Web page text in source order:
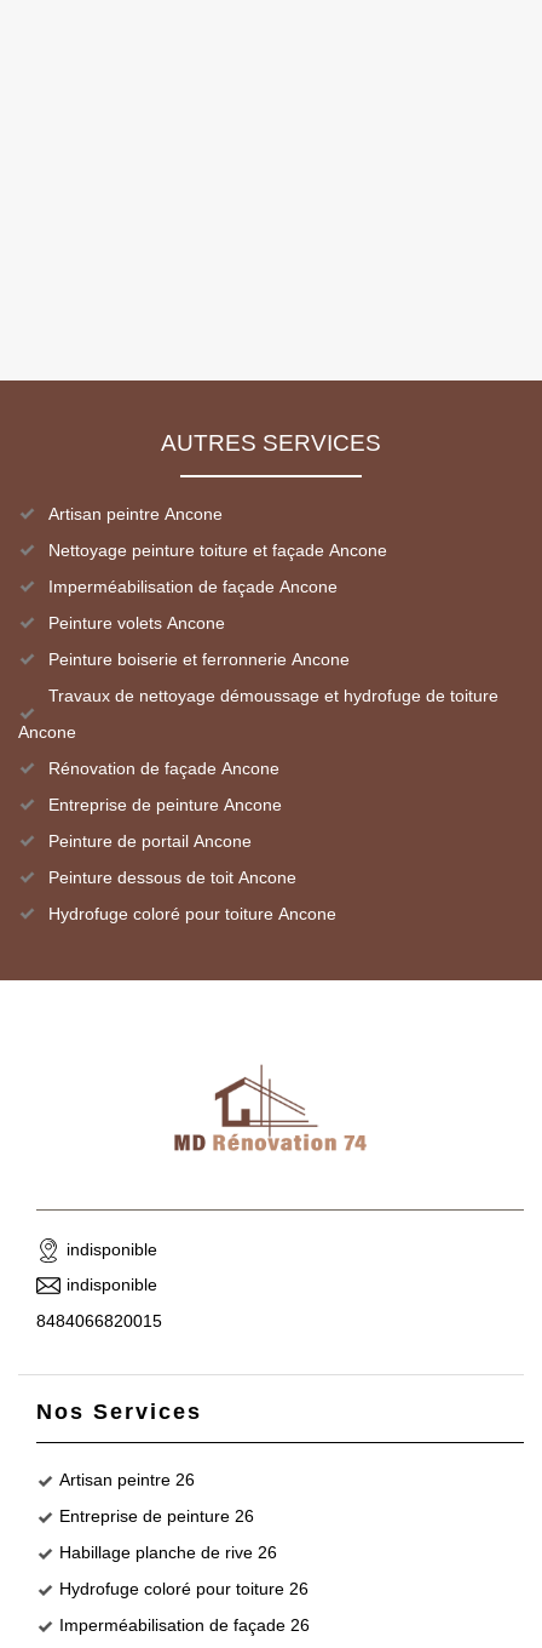
AUTRES SERVICES
Artisan peintre Ancone
Nettoyage peinture toiture et façade Ancone
Imperméabilisation de façade Ancone
Peinture volets Ancone
Peinture boiserie et ferronnerie Ancone
Travaux de nettoyage démoussage et hydrofuge de toiture
Ancone
Rénovation de façade Ancone
Entreprise de peinture Ancone
Peinture de portail Ancone
Peinture dessous de toit Ancone
Hydrofuge coloré pour toiture Ancone
indisponible
indisponible
8484066820015
Nos Services
Artisan peintre 26
Entreprise de peinture 26
Habillage planche de rive 26
Hydrofuge coloré pour toiture 26
Imperméabilisation de façade 26